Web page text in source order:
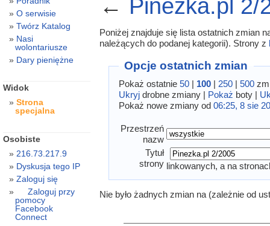
← Pinezka.pl 2/
Poniżej znajduje się lista ostatnich zmian
należących do podanej kategorii). Strony z
Opcje ostatnich zmian
Pokaż ostatnie 50| 100| 250| 500
Ukryjdrobne zmiany | Pokaż boty |
Pokaż nowe zmiany od 06:25, 8 sie
Przestrzeń
nazw
Tytuł
strony linkowanych, a na
Nie było żadnych zmian na (zależnie od
O serwisie
Twórz Katalog
Nasi
wolontariusze
Dary pieniężne
Widok
Strona
specjalna
Osobiste
216.73.217.9
Dyskusja tego IP
Zaloguj się
Zaloguj przy
pomocy
Facebook
Connect